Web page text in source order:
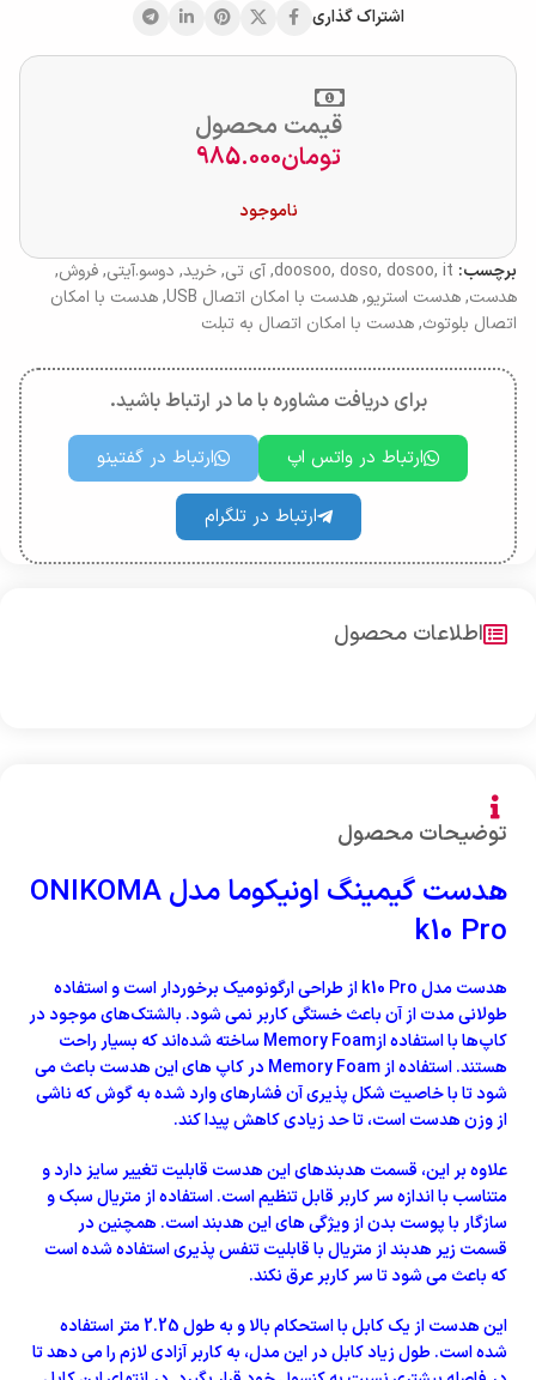
اشتراک گذاری
قیمت محصول
تومان985.000
ناموجود
برچسب: doosoo, doso, dosoo, it
,آی تی,خرید, دوسو.آیتی,فروش,
هدست,هدست استریو,هدست با امکان اتصال USB ,هدست با امکان
اتصال بلوتوث,هدست با امکان اتصال به تبلت
برای دریافت مشاوره با ما در ارتباط باشید.
ارتباط در واتس اپ ارتباط در گفتینو
ارتباط در تلگرام
توضیحات محصول
هدست گیمینگ اونیکوما مدل ONIKOMA
k10 Pro
هدست مدل k10 Pro از طراحی ارگونومیک برخوردار است و استفاده
طولانی مدت از آن باعث خستگی کاربر نمی شود. بالشتک‌های موجود در
کاپ‌ها با استفاده ازMemory Foam ساخته شده‌اند که بسیار راحت
هستند. استفاده از Memory Foam در کاپ های این هدست باعث می
شود تا با خاصیت شکل پذیری آن فشارهای وارد شده به گوش که ناشی
از وزن هدست است، تا حد زیادی کاهش پیدا کند.
علاوه بر این، قسمت هدبندهای این هدست قابلیت تغییر سایز دارد و
متناسب با اندازه سر کاربر قابل تنظیم است. استفاده از متریال سبک و
سازگار با پوست بدن از ویژگی های این هدبند است. همچنین در
قسمت زیر هدبند از متریال با قابلیت تنفس پذیری استفاده شده است
که باعث می شود تا سر کاربر عرق نکند.
این هدست از یک کابل با استحکام بالا و به طول 2.25 متر استفاده
شده است. طول زیاد کابل در این مدل، به کاربر آزادی لازم را می دهد تا
اطلاعات محصول